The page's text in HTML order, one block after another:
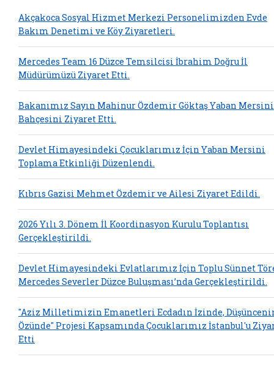
Akçakoca Sosyal Hizmet Merkezi Personelimizden Evde
Bakım Denetimi ve Köy Ziyaretleri.
Mercedes Team 16 Düzce Temsilcisi İbrahim Doğru İl
Müdürümüzü Ziyaret Etti.
Bakanımız Sayın Mahinur Özdemir Göktaş Yaban Mersini
Bahçesini Ziyaret Etti.
Devlet Himayesindeki Çocuklarımız İçin Yaban Mersini
Toplama Etkinliği Düzenlendi.
Kıbrıs Gazisi Mehmet Özdemir ve Ailesi Ziyaret Edildi.
2026 Yılı 3. Dönem İl Koordinasyon Kurulu Toplantısı
Gerçekleştirildi.
Devlet Himayesindeki Evlatlarımız İçin Toplu Sünnet
Mercedes Severler Düzce Buluşması’nda Gerçekleştirildi.
"Aziz Milletimizin Emanetleri Ecdadın İzinde,
Özünde" Projesi Kapsamında Çocuklarımız İstanbul'u
Etti